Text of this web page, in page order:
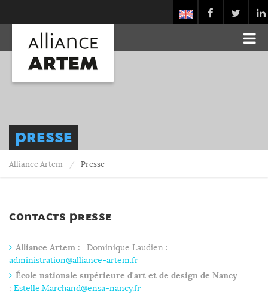
Presse
Alliance Artem Presse
Contacts presse
Alliance Artem :
Dominique Laudien :
administration@alliance-artem.fr
École nationale supérieure d'art et de design de Nancy
: Estelle.Marchand@ensa-nancy.fr